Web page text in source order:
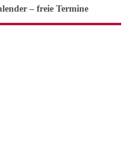
– freie Termine